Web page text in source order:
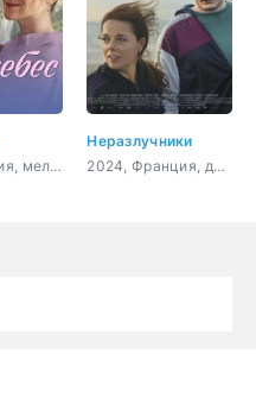
2026, Россия, мелодрама
Неразлучники
2024, Франция, драма